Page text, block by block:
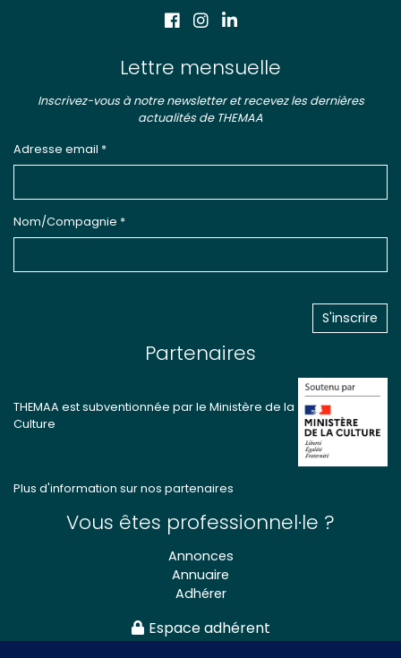
Lettre mensuelle
Inscrivez-vous à notre newsletter et recevez les dernières
actualités de THEMAA
Adresse email *
Nom/Compagnie *
Partenaires
THEMAA est subventionnée par le Ministère de la
Culture
Plus d'information sur nos partenaires
Vous êtes professionnel·le ?
Annonces
Annuaire
Adhérer
Espace adhérent